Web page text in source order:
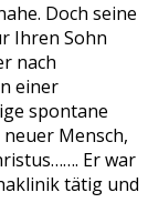
Doch seine
Ihren Sohn
nach
einer
spontane
Mensch,
Er war
tätig und